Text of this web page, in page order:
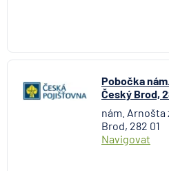
Česká spořitelna - penzijní
ČSOB Hypoteční banka
ČSOB Penzijní společnost
ČSOB Pojišťovna
ČSOB Poštovní spořitelna
Pobočka
Český Brod,
nám. Arnošta
Brod, 282 01
Navigovat